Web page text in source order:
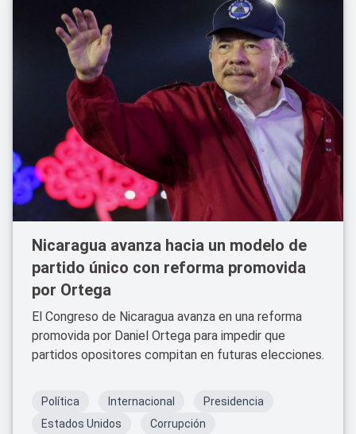
Nicaragua avanza hacia un modelo de
partido único con reforma promovida
por Ortega
El Congreso de Nicaragua avanza en una reforma
promovida por Daniel Ortega para impedir que
partidos opositores compitan en futuras elecciones.
Política Internacional
Presidencia
Estados Unidos
Corrupción